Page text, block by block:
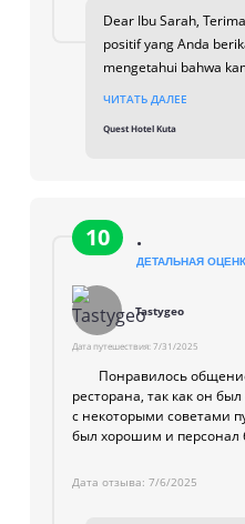
Dear Ibu Sarah, Terima kasih banyak atas ulasan
positif yang Anda
mengetahui bahwa
bagi kami dapat
sama menyenangkan,
Best Regards
ЧИТАТЬ ДАЛЕЕ
Quest Hotel Kuta
10 .
ДЕТАЛЬНАЯ
Tastygeo
Дата путешествия:7/31/2025
Понравилось
ресторана, так как он
с некоторыми советами
был хорошим и персонал
Дата отзыва: 7/6/2025